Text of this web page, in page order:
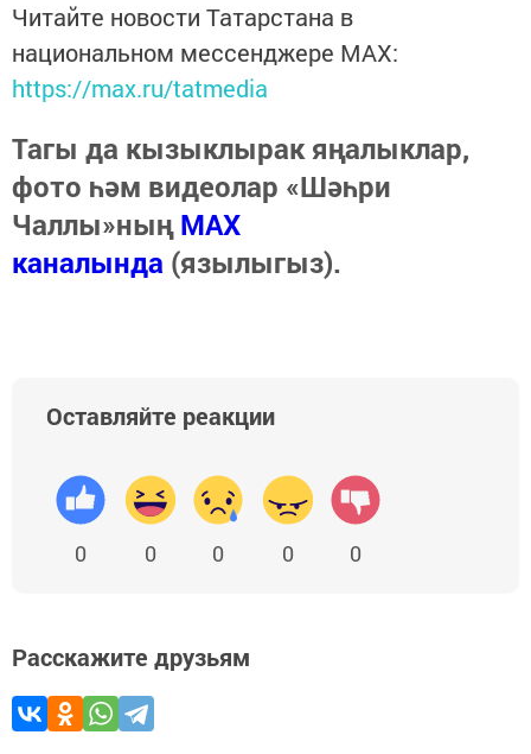
Читайте новости Татарстана в
национальном мессенджере MАХ:
https://max.ru/tatmedia
Тагы да кызыклырак яңалыклар,
фото һәм видеолар «Шәһри
Чаллы»ныңMAX
каналында (язылыгыз).
Оставляйте реакции
0 0 0 0 0
Расскажите друзьям